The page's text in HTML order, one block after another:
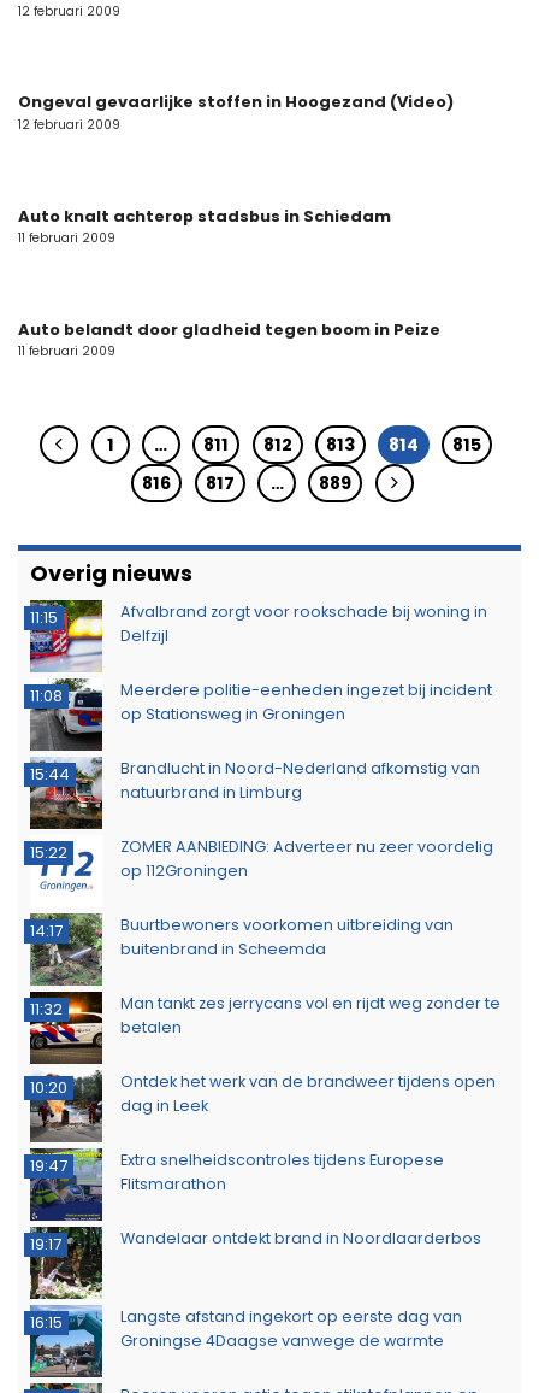
12 februari 2009
Ongeval gevaarlijke stoffen in Hoogezand (Video)
12 februari 2009
Auto knalt achterop stadsbus in Schiedam
11 februari 2009
Auto belandt door gladheid tegen boom in Peize
11 februari 2009
1 … 811 812 813 814
815
816
817 … 889
Overig nieuws
11:15
Afvalbrand zorgt voor rookschade bij woning in
Delfzijl
11:08
Meerdere politie-eenheden ingezet bij incident
op Stationsweg in Groningen
15:44
Brandlucht in Noord-Nederland afkomstig van
natuurbrand in Limburg
15:22
ZOMER AANBIEDING: Adverteer nu zeer voordelig
op 112Groningen
14:17
Buurtbewoners voorkomen uitbreiding van
buitenbrand in Scheemda
11:32
Man tankt zes jerrycans vol en rijdt weg zonder te
betalen
10:20
Ontdek het werk van de brandweer tijdens open
dag in Leek
19:47
Extra snelheidscontroles tijdens Europese
Flitsmarathon
19:17 Wandelaar ontdekt brand in Noordlaarderbos
16:15
Langste afstand ingekort op eerste dag van
Groningse 4Daagse vanwege de warmte